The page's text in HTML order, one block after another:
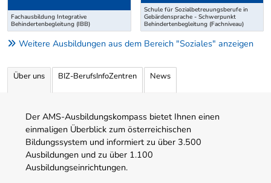
Fachausbildung Integrative
Behindertenbegleitung (IBB)
Schule für Sozialbetreuungsberufe in
Gebärdensprache - Schwerpunkt
Behindertenbegleitung (Fachniveau)
Weitere Ausbildungen aus dem Bereich "Soziales" anzeigen
Über uns BIZ-BerufsInfoZentren News
Der AMS-Ausbildungskompass bietet Ihnen einen
einmaligen Überblick zum österreichischen
Bildungssystem und informiert zu über 3.500
Ausbildungen und zu über 1.100
Ausbildungseinrichtungen.